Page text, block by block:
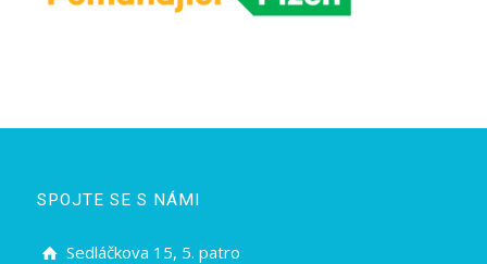
SPOJTE SE S NÁMI
Sedláčkova 15, 5. patro